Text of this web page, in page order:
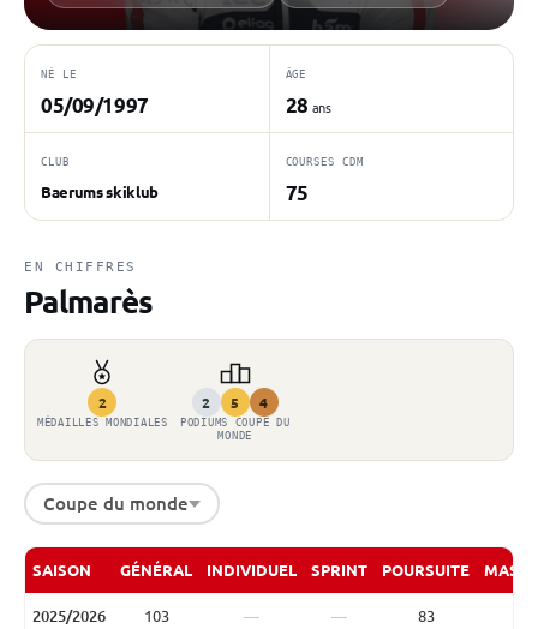
NÉ LE
05/09/1997
ÂGE
28 ans
CLUB
Baerums skiklub
COURSES CDM
75
EN CHIFFRES
Palmarès
2
MÉDAILLES MONDIALES
2 5 4
PODIUMS COUPE DU
MONDE
Coupe du monde
SAISON GÉNÉRAL INDIVIDUEL SPRINT POURSUITE MASS
2025/2026 103 — — 83